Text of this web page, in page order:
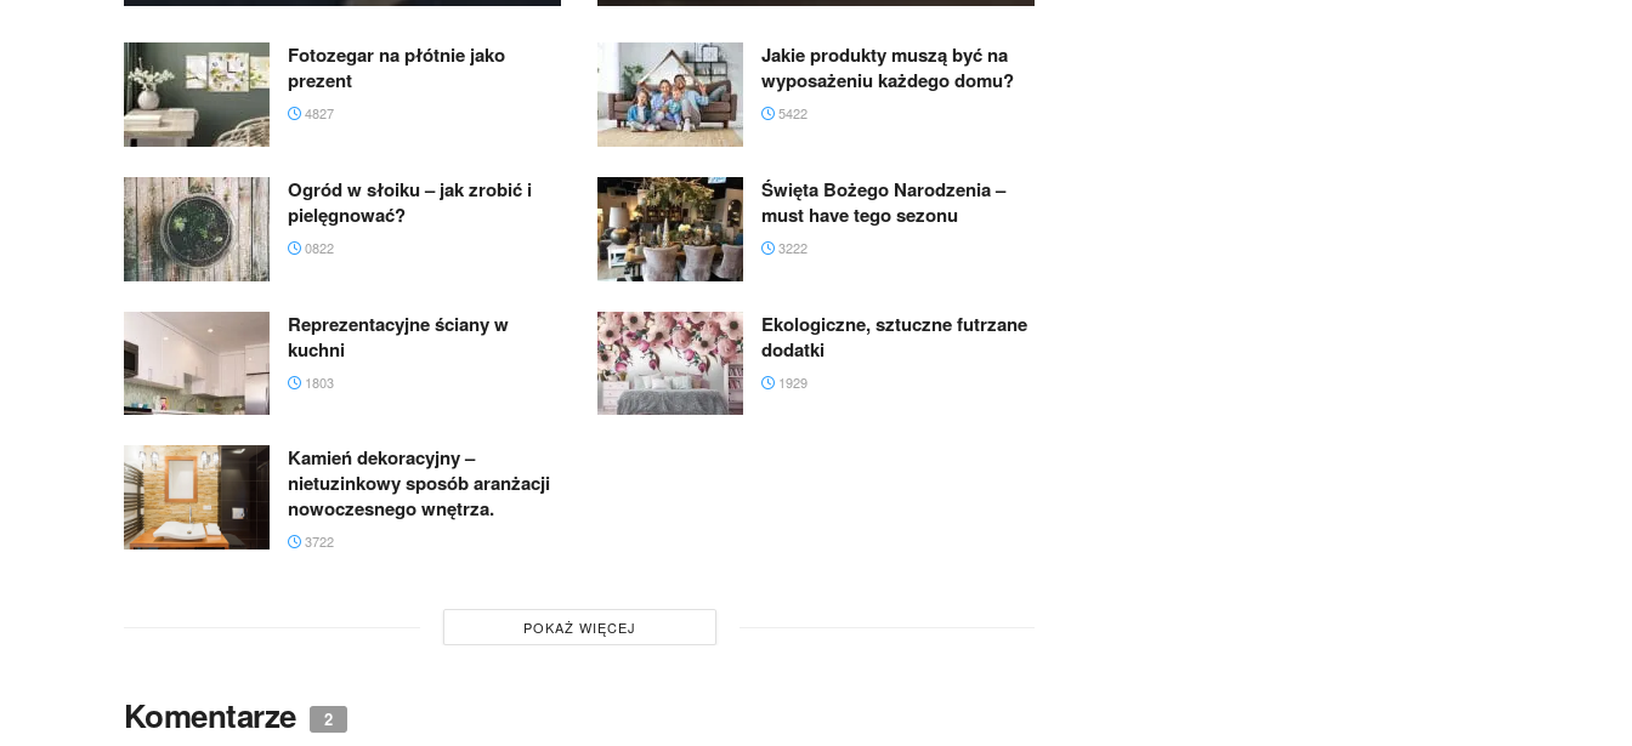
Fotozegar na płótnie jako
prezent
4827
Jakie produkty muszą być na
wyposażeniu każdego domu?
5422
Ogród w słoiku – jak zrobić i
pielęgnować?
0822
Święta Bożego Narodzenia –
must have tego sezonu
3222
Reprezentacyjne ściany w
kuchni
1803
Ekologiczne, sztuczne futrzane
dodatki
1929
Kamień dekoracyjny –
nietuzinkowy sposób aranżacji
nowoczesnego wnętrza.
3722
POKAŻ WIĘCEJ
Komentarze 2